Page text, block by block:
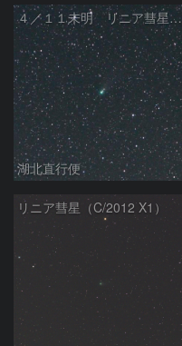
４／１１未明 リニア彗星（C/2012 X1）
湖北直行便
リニア彗星（C/2012 X1）